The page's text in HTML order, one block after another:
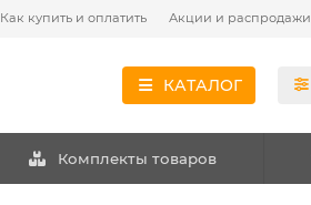
Как купить и оплатить Акции и распродажи
КАТАЛОГ
Комплекты товаров